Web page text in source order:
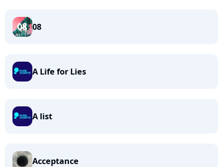
08
A Life for Lies
A list
Acceptance